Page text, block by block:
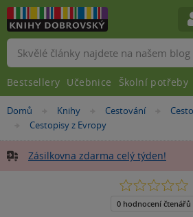
Nacházíte
Domů »Knihy »Cestování »
»
Cestopisy z Evropy
Zásilkovna zdarma celý týden!
0.0
5
0 hodnocení čtenářů
Vyhledávání
Bestsellery Učebnice Školní potřeby